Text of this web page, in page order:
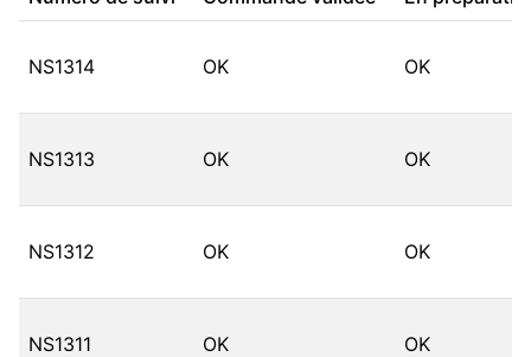
NS1314 OK OK
NS1313 OK OK
NS1312 OK OK
NS1311 OK OK